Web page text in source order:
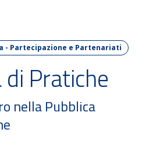
- Partecipazione e Partenariati
Pratiche
nella Pubblica